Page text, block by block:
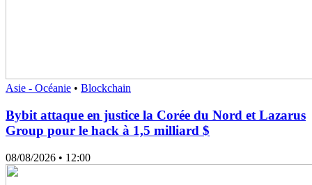
Asie - Océanie • Blockchain
Bybit attaque en justice la Corée du Nord et Lazarus
Group pour le hack à 1,5 milliard $
08/08/2026 • 12:00